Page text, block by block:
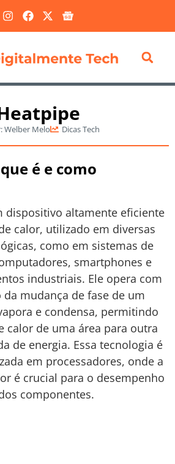
Welber Melo Dicas Tech
é e como
dispositivo altamente eficiente
calor, utilizado em diversas
como em sistemas de
smartphones e
industriais. Ele opera com
mudança de fase de um
e condensa, permitindo
calor de uma área para outra
de energia. Essa tecnologia é
em processadores, onde a
é crucial para o desempenho
componentes.